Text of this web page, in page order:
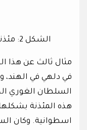
الشكل 2: مئذنة كالان في بخارى- أوزبكستان
مثال ثالث عن هذا
في دلهي في الهند،
هذه المئذنة
اسطوانية. وكان